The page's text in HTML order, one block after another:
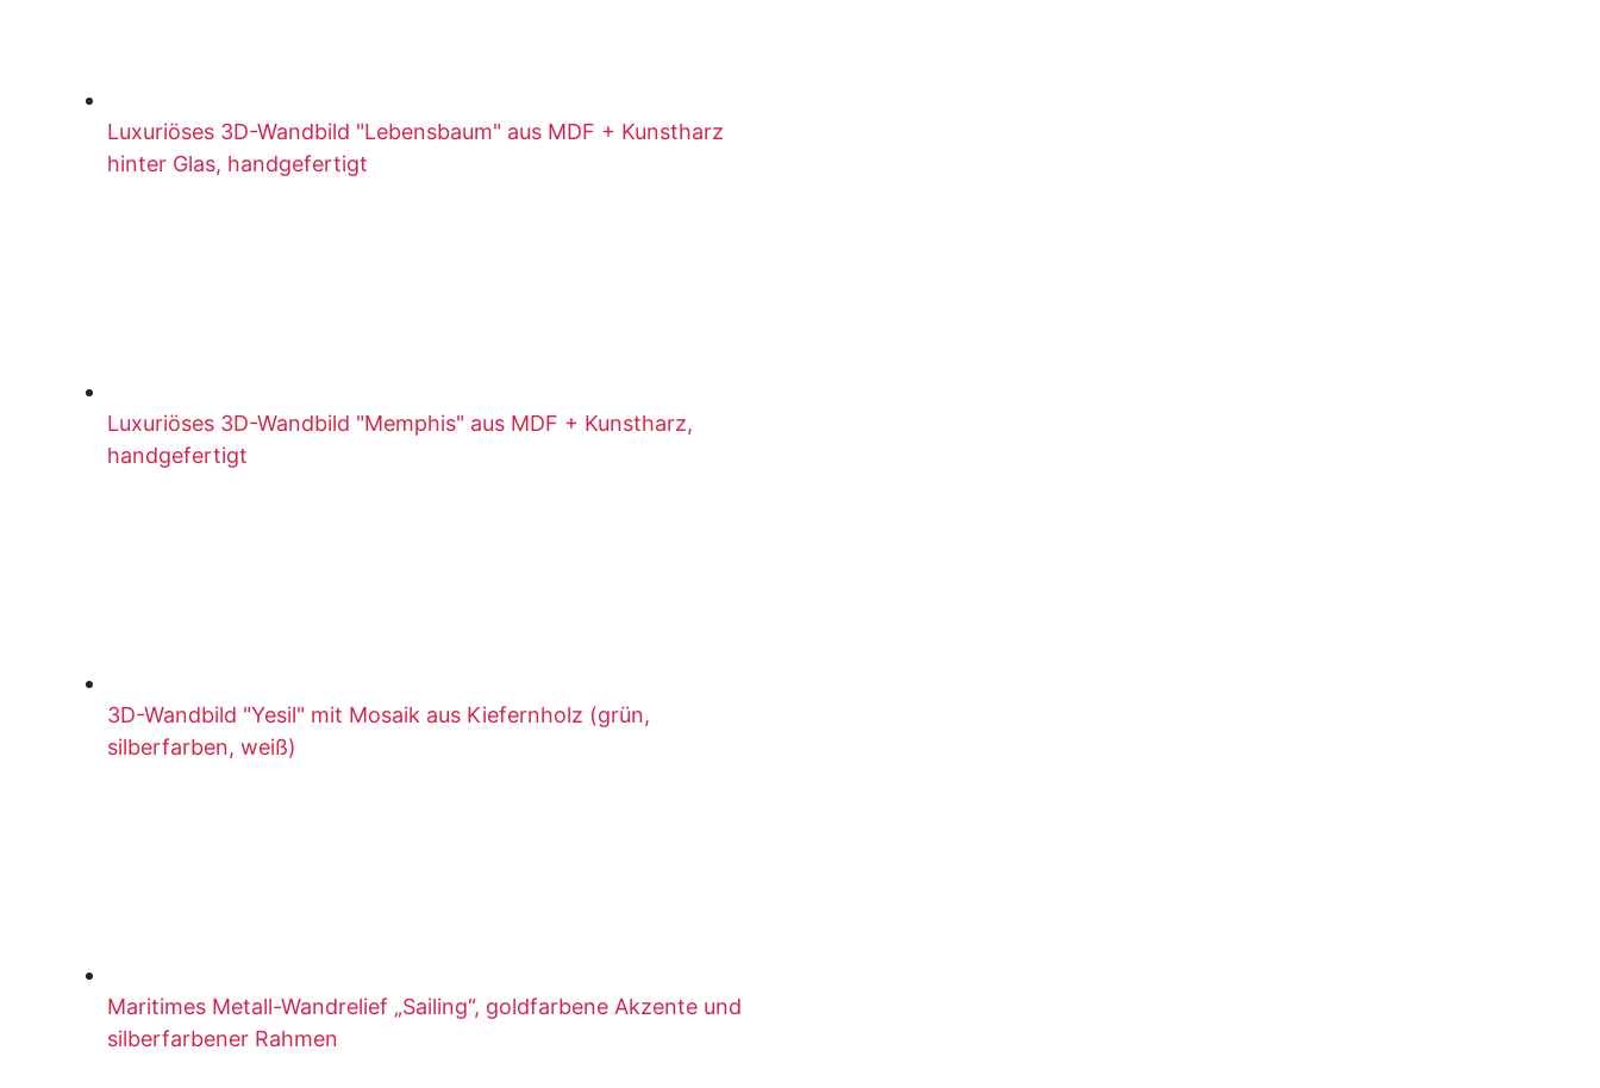
Luxuriöses 3D-Wandbild "Lebensbaum" aus MDF + Kunstharz
hinter Glas, handgefertigt
Luxuriöses 3D-Wandbild "Memphis" aus MDF + Kunstharz,
handgefertigt
3D-Wandbild "Yesil" mit Mosaik aus Kiefernholz (grün,
silberfarben, weiß)
Maritimes Metall-Wandrelief „Sailing“, goldfarbene Akzente und
silberfarbener Rahmen